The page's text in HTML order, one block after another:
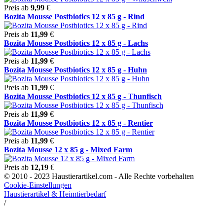
Preis ab 9,99 €
Bozita Mousse Postbiotics 12 x 85 g - Rind
Preis ab 11,99 €
Bozita Mousse Postbiotics 12 x 85 g - Lachs
Preis ab 11,99 €
Bozita Mousse Postbiotics 12 x 85 g - Huhn
Preis ab 11,99 €
Bozita Mousse Postbiotics 12 x 85 g - Thunfisch
Preis ab 11,99 €
Bozita Mousse Postbiotics 12 x 85 g - Rentier
Preis ab 11,99 €
Bozita Mousse 12 x 85 g - Mixed Farm
Preis ab 12,19 €
© 2010 - 2023 Haustierartikel.com - Alle Rechte vorbehalten
Cookie-Einstellungen
Haustierartikel & Heimtierbedarf
/